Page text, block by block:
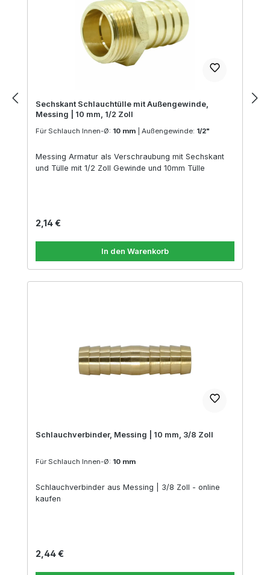
Sechskant Schlauchtülle mit Außengewinde,
Messing | 10 mm, 1/2 Zoll
Für Schlauch Innen-Ø: 10 mm Außengewinde: 1/2"
Messing Armatur als Verschraubung mit Sechskant
und Tülle mit 1/2 Zoll Gewinde und 10mm Tülle
Regulärer Preis:
2,14 €
In den Warenkorb
Schlauchverbinder, Messing | 10 mm, 3/8 Zoll
Für Schlauch Innen-Ø: 10 mm
Schlauchverbinder aus Messing | 3/8 Zoll - online
kaufen
Regulärer Preis:
2,44 €